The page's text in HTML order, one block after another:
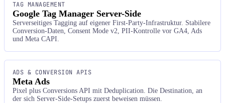
TAG MANAGEMENT
Google Tag Manager Server-Side
Serverseitiges Tagging auf eigener First-Party-Infrastruktur. Stabilere
Conversion-Daten, Consent Mode v2, PII-Kontrolle vor GA4, Ads
und Meta CAPI.
ADS & CONVERSION APIS
Meta Ads
Pixel plus Conversions API mit Deduplication. Die Destination, an
der sich Server-Side-Setups zuerst beweisen müssen.